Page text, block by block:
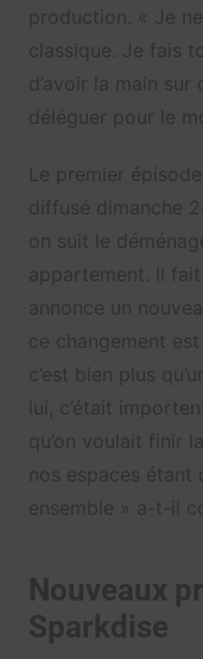
production. « Je
classique. Je fais
d’avoir la main
déléguer pour le
Le premier
diffusé dimanche
on suit le
appartement. Il
annonce un
ce changement
c’est bien plus
lui, c’était
qu’on voulait finir
nos espaces étant
ensemble » a-t-il
Nouveaux
Sparkdise